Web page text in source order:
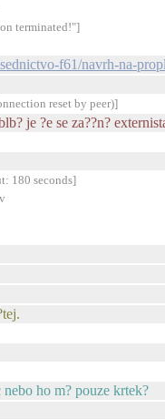
terminated!"]
f61/navrh-na-
reset by peer)]
je ?e se za??n?
180 seconds]
ho m? pouze krtek?